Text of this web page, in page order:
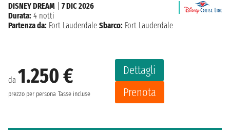
da 1.250 €
prezzo per persona Tasse incluse
Dettagli
Prenota
DISNEY DREAM
7 DIC 2026
Durata: 4 notti
Partenza da: Fort Lauderdale Sbarco: Fort Lauderdale